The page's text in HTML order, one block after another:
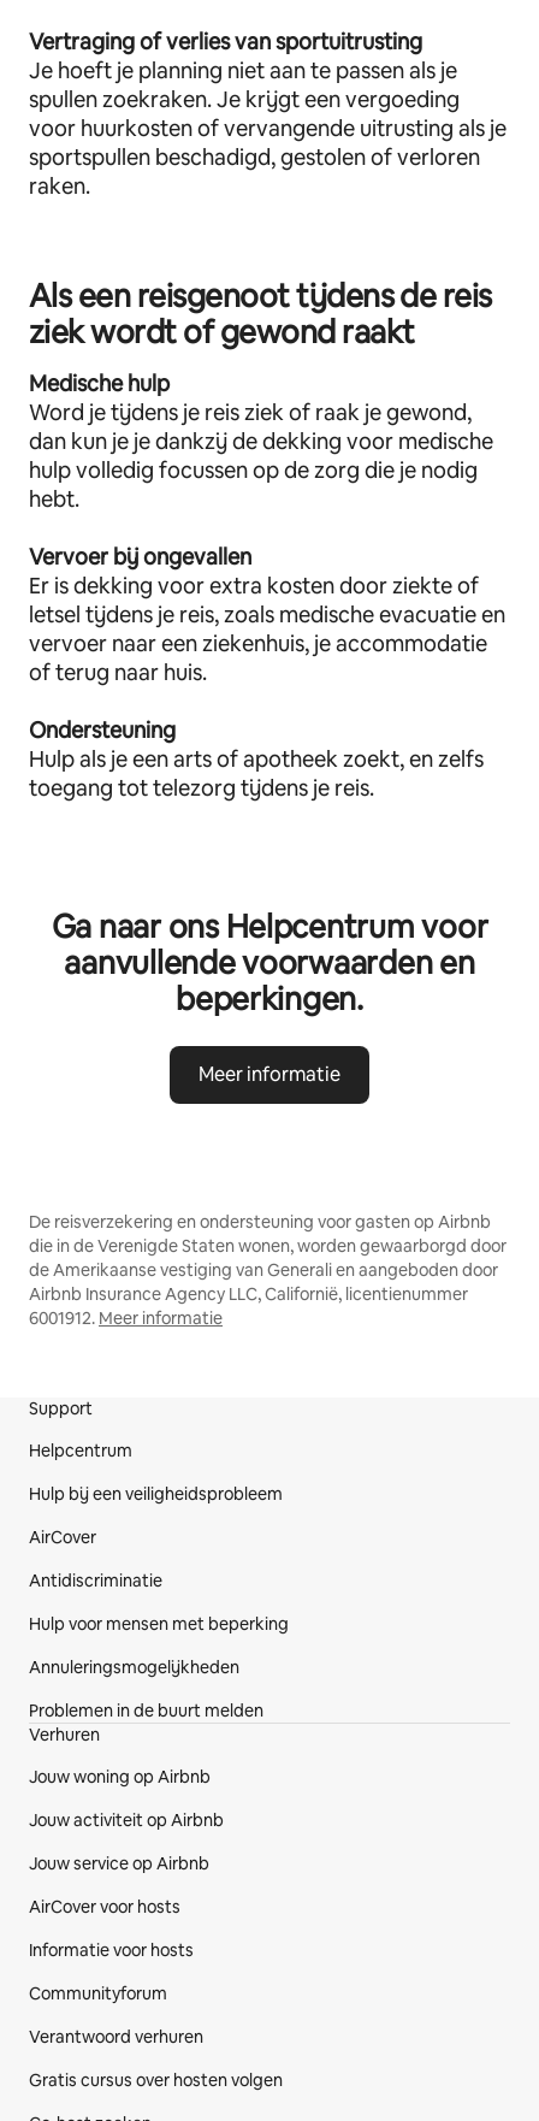
Vertraging of verlies van sportuitrusting
Je hoeft je planning niet aan te passen als je
spullen zoekraken. Je krijgt een vergoeding
voor huurkosten of vervangende uitrusting als je
sportspullen beschadigd, gestolen of verloren
raken.
Als een reisgenoot tijdens de reis
ziek wordt of gewond raakt
Medische hulp
Word je tijdens je reis ziek of raak je gewond,
dan kun je je dankzij de dekking voor medische
hulp volledig focussen op de zorg die je nodig
hebt.
Vervoer bij ongevallen
Er is dekking voor extra kosten door ziekte of
letsel tijdens je reis, zoals medische evacuatie en
vervoer naar een ziekenhuis, je accommodatie
of terug naar huis.
Ondersteuning
Hulp als je een arts of apotheek zoekt, en zelfs
toegang tot telezorg tijdens je reis.
Ga naar ons Helpcentrum voor
aanvullende voorwaarden en
beperkingen.
Meer informatie
De reisverzekering en ondersteuning voor gasten op Airbnb
die in de Verenigde Staten wonen, worden gewaarborgd door
de Amerikaanse vestiging van Generali en aangeboden door
Airbnb Insurance Agency LLC, Californië, licentienummer
6001912. Meer informatie
Voetregel website
Support
Helpcentrum
Hulp bij een veiligheidsprobleem
AirCover
Antidiscriminatie
Hulp voor mensen met beperking
Annuleringsmogelijkheden
Problemen in de buurt melden
Verhuren
Jouw woning op Airbnb
Jouw activiteit op Airbnb
Jouw service op Airbnb
AirCover voor hosts
Informatie voor hosts
Communityforum
Verantwoord verhuren
Gratis cursus over hosten volgen